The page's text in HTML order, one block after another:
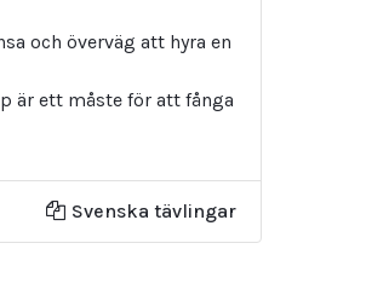
och överväg att hyra en
är ett måste för att fånga
Svenska tävlingar